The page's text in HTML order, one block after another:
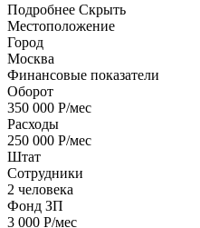
Подробнее Скрыть
Местоположение
Город
Москва
Финансовые показатели
Оборот
350 000 Р/мес
Расходы
250 000 Р/мес
Штат
Сотрудники
2 человека
Фонд ЗП
3 000 Р/мес